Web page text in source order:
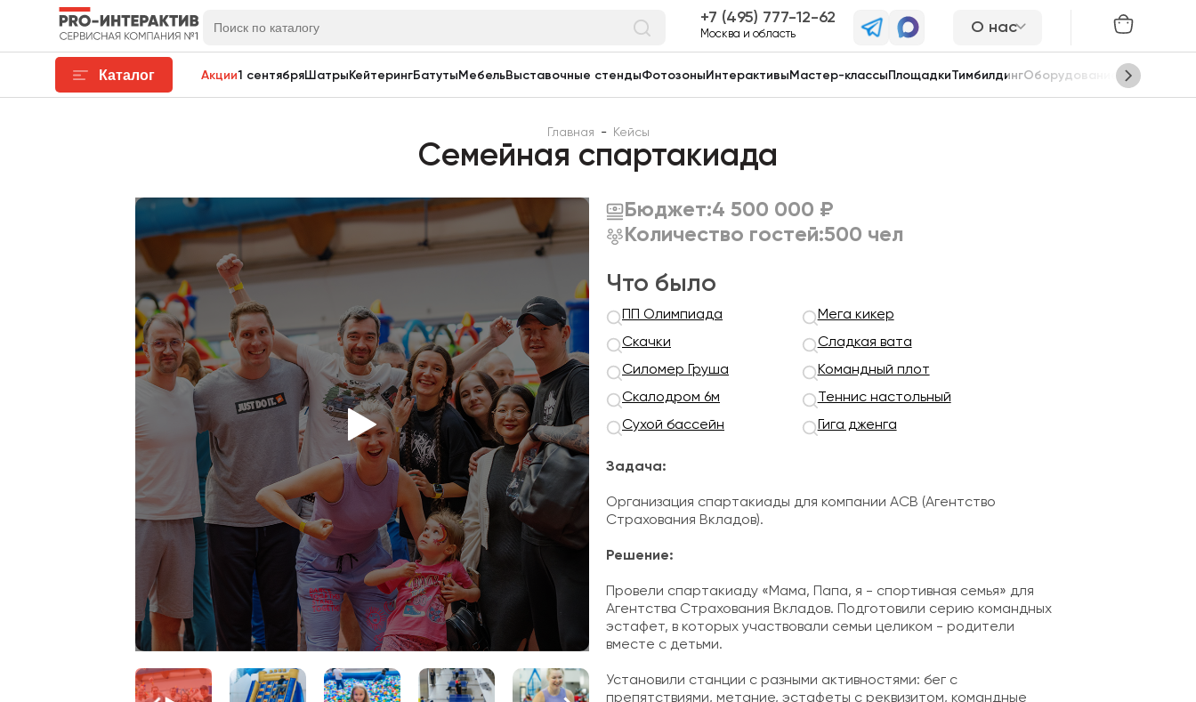
7 (495) 777-12-62
Москва и область О нас
Каталог Акции1 сентябряШатры КейтерингБатуты МебельВыставочные стендыФотозоны Интерактивы Мастер-классы ПлощадкиТимбилдингОборудование Сцены
Главная - Кейсы
Семейная спартакиада
Бюджет:4 500 000 ₽
Количество гостей:500 чел
Что было
ПП Олимпиада
Мега кикер
Скачки
Сладкая вата
Силомер Груша
Командный плот
Скалодром 6м
Теннис настольный
Сухой бассейн
Гига дженга
Задача:
Организация спартакиады для компании АСВ (Агентство
Страхования Вкладов).
Решение:
Провели спартакиаду «Мама, Папа, я - спортивная семья» для
Агентства Страхования Вкладов. Подготовили серию командных
эстафет, в которых участвовали семьи целиком - родители
вместе с детьми.
Установили станции с разными активностями: бег с
препятствиями, метание, эстафеты с реквизитом, командные